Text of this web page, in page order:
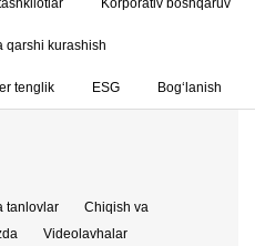
Korporativ boshqaruv
qarshi kurashish
tenglik ESG Bog‘lanish
tanlovlar
Chiqish va
Videolavhalar